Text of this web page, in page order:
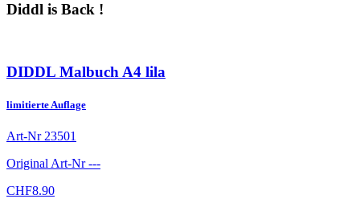
Diddl is Back !
DIDDL Malbuch A4 lila
limitierte Auflage
Art-Nr 23501
Original Art-Nr---
CHF8.90